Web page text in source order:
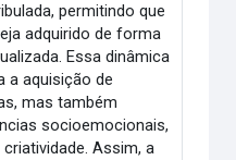
permitindo que
adquirido de forma
Essa dinâmica
a aquisição de
mas também
socioemocionais,
Assim, a